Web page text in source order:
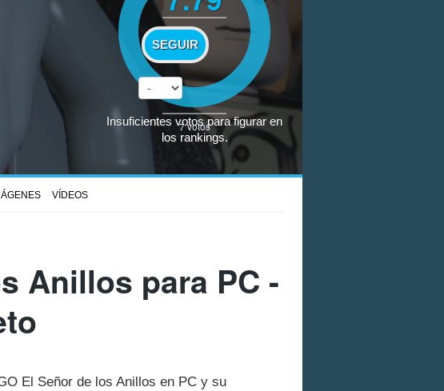
SEGUIR
7votos
Insuficientes votos para figurar en
los rankings.
VÍDEOS
Anillos para PC -
El Señor de los Anillos en PC y su